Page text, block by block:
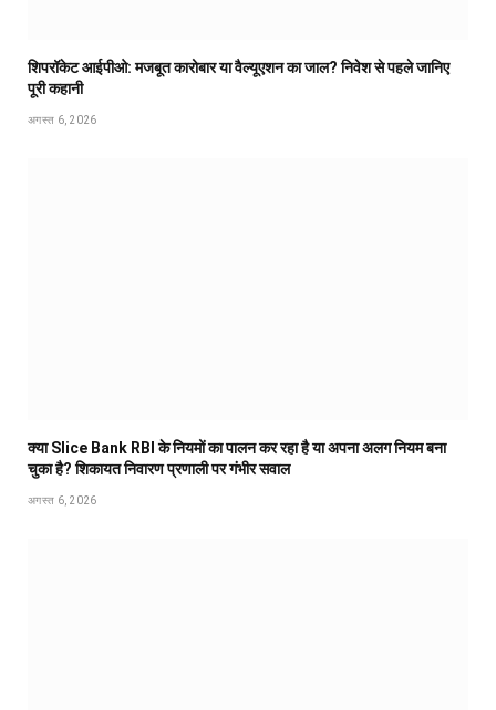
शिपरॉकेट आईपीओ: मजबूत कारोबार या वैल्यूएशन का जाल? निवेश से पहले जानिए
पूरी कहानी
अगस्त 6, 2026
क्या Slice Bank RBI के नियमों का पालन कर रहा है या अपना अलग नियम बना
चुका है? शिकायत निवारण प्रणाली पर गंभीर सवाल
अगस्त 6, 2026